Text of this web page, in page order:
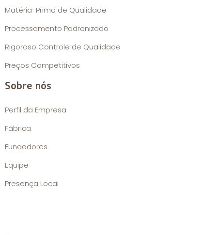
Matéria-Prima de Qualidade
Processamento Padronizado
Rigoroso Controle de Qualidade
Preços Competitivos
Sobre nós
Perfil da Empresa
Fábrica
Fundadores
Equipe
Presença Local